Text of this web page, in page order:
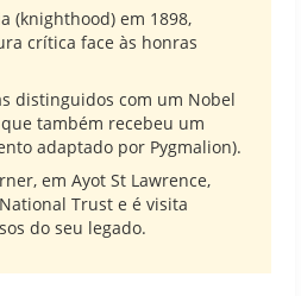
(knighthood) em 1898,
crítica face às honras
distinguidos com um Nobel
também recebeu um
adaptado por Pygmalion).
em Ayot St Lawrence,
Trust e é visita
do seu legado.